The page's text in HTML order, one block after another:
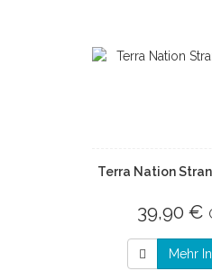
Terra Nation
39,90 €
Mehr